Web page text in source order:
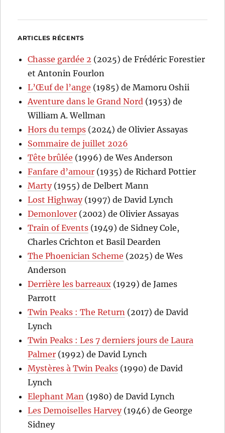
ARTICLES RÉCENTS
Chasse gardée 2 (2025) de Frédéric Forestier
et Antonin Fourlon
L’Œuf de l’ange (1985) de Mamoru Oshii
Aventure dans le Grand Nord (1953) de
William A. Wellman
Hors du temps (2024) de Olivier Assayas
Sommaire de juillet 2026
Tête brûlée (1996) de Wes Anderson
Fanfare d’amour (1935) de Richard Pottier
Marty(1955) de Delbert Mann
Lost Highway(1997) de David Lynch
Demonlover (2002) de Olivier Assayas
Train of Events (1949) de Sidney Cole,
Charles Crichton et Basil Dearden
The Phoenician Scheme (2025) de Wes
Anderson
Derrière les barreaux (1929) de James
Parrott
Twin Peaks : The Return (2017) de David
Lynch
Twin Peaks : Les 7 derniers jours de Laura
Palmer (1992) de David Lynch
Mystères à Twin Peaks (1990) de David
Lynch
Elephant Man (1980) de David Lynch
Les Demoiselles Harvey(1946) de George
Sidney